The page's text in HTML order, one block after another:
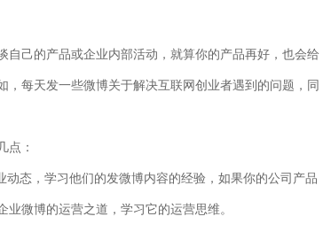
己的产品或企业内部活动，就算你的产品再好，也会给
每天发一些微博关于解决互联网创业者遇到的问题，同
点：
态，学习他们的发微博内容的经验，如果你的公司产品
微博的运营之道，学习它的运营思维。